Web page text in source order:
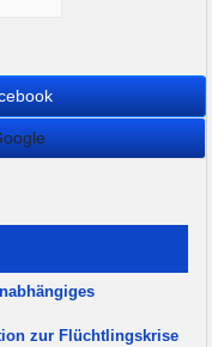
zur Flüchtlingskrise